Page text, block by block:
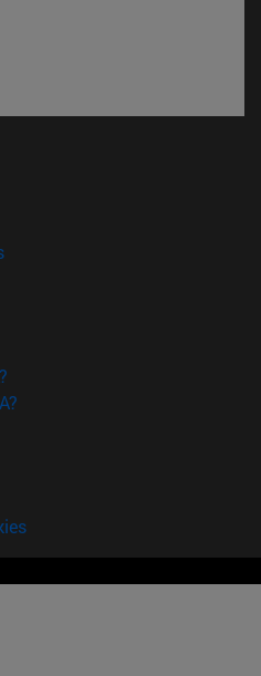
ventana)
(abre en nueva ventana)
en nueva ventana)